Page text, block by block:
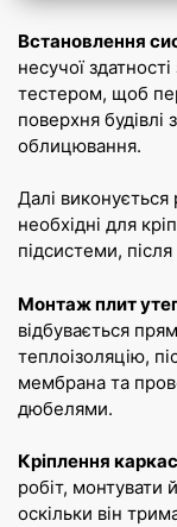
Встановлення
несучої
тестером, щоб
поверхня
облицювання.
Далі виконується
необхідні для
підсистеми,
Монтаж плит
відбувається
теплоізоляцію,
мембрана та
дюбелями.
Кріплення
робіт, монтувати
оскільки він